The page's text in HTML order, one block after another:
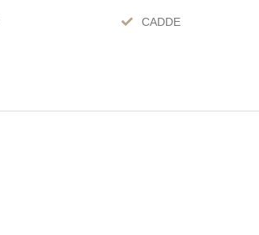
CADDE